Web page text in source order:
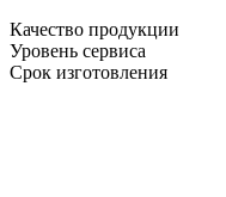
Качество продукции
Уровень сервиса
Срок изготовления